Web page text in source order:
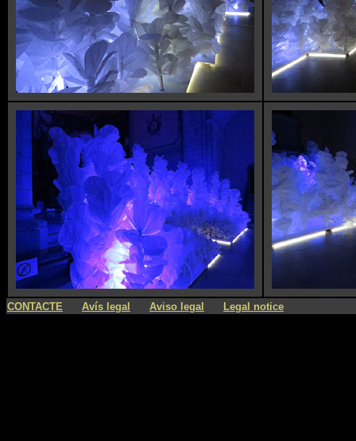
CONTACTE Avís legal Aviso legal Legal notice